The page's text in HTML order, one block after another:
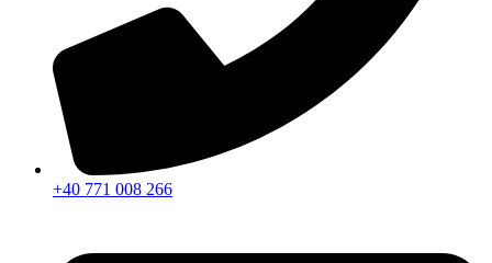
+40 771 008 266